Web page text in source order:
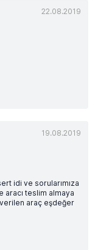
22.08.2019
19.08.2019
idi ve sorularımıza
teslim almaya
verilen araç eşdeğer